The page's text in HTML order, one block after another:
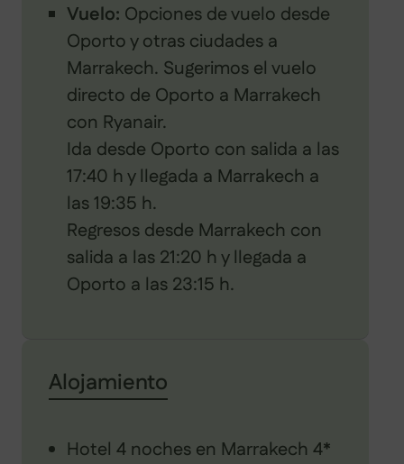
Vuelo: Opciones de vuelo desde
Oporto y otras ciudades a
Marrakech. Sugerimos el vuelo
directo de Oporto a Marrakech
con Ryanair.
Ida desde Oporto con salida a las
17:40 h y llegada a Marrakech a
las 19:35 h.
Regresos desde Marrakech con
salida a las 21:20 h y llegada a
Oporto a las 23:15 h.
Alojamiento
Hotel 4 noches en Marrakech 4*